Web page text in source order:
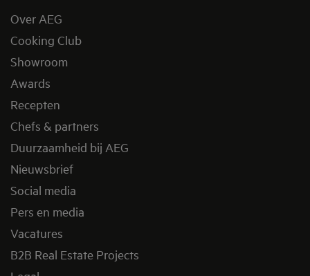
Over AEG
Cooking Club
Showroom
Awards
Recepten
Chefs & partners
Duurzaamheid bij AEG
Nieuwsbrief
Social media
Pers en media
Vacatures
B2B Real Estate Projects